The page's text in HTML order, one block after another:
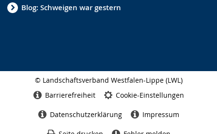
Blog: Schweigen war gestern
© Landschaftsverband Westfalen-Lippe (LWL)
Barrierefreiheit Cookie-Einstellungen
Datenschutzerklärung Impressum